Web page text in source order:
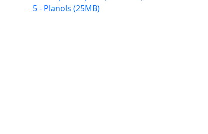
5 - Planols (25MB)